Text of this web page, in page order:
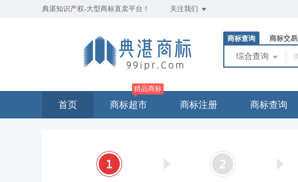
典湛知识产权-大型商标直卖平台！ 关注我们
商标查询 商标交易
综合查询
首页 商标超市
精品商标
商标注册 商标查询